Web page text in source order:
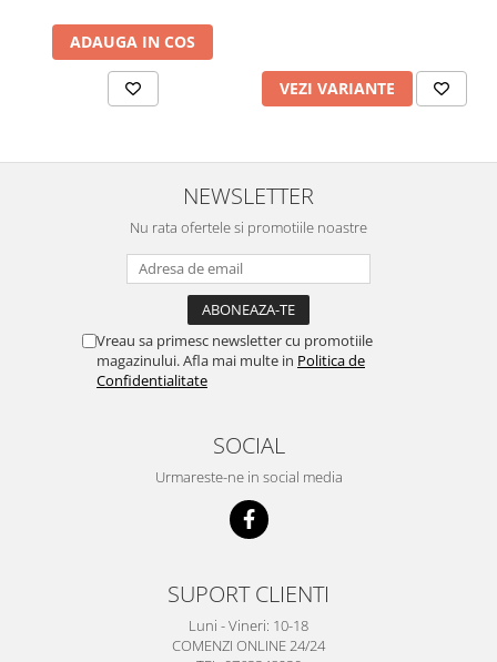
ADAUGA IN COS
VEZI VARIANTE
NEWSLETTER
Nu rata ofertele si promotiile noastre
Vreau sa primesc newsletter cu promotiile
magazinului. Afla mai multe in Politica de
Confidentialitate
SOCIAL
Urmareste-ne in social media
SUPORT CLIENTI
Luni - Vineri: 10-18
COMENZI ONLINE 24/24